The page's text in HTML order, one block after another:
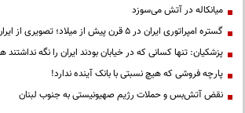
میانکاله در آتش می‌سوزد
گستره امپراتوری ایران در ۵ قرن پیش از میلاد؛ تصویری از ایران ۲۵ قرن پیش
پزشکیان: تنها کسانی که در خیابان بودند ایران را نگه
پارچه فروشی که هیچ نسبتی با بانک آینده ندارد!
نقض آتش‌بس و حملات رژیم صهیونیستی به جنوب لبنان